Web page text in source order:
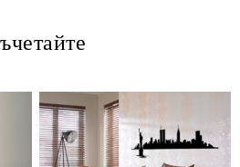
рамките на работния ден.